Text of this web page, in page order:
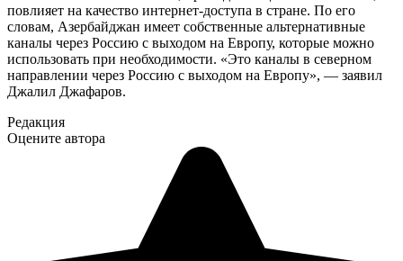
повлияет на качество интернет-доступа в стране. По его
словам, Азербайджан имеет собственные альтернативные
каналы через Россию с выходом на Европу, которые можно
использовать при необходимости. «Это каналы в северном
направлении через Россию с выходом на Европу», — заявил
Джалил Джафаров.
Редакция
Оцените автора